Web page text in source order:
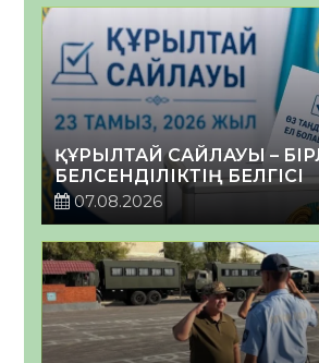
ҚҰРЫЛТАЙ САЙЛАУЫ –
БЕЛСЕНДІЛІКТІҢ БЕЛГІСІ
07.08.2026